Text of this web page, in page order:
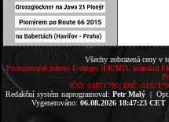
Všechy zobrazená ceny v
Provozovatel tohoto E-shopu (FICHTL krámku)
IČO: 01871790; DIČ:
Redakční systém naprogramoval: Petr Malý|
Vygenerováno: 06.08.2026 18:47:23 CET|